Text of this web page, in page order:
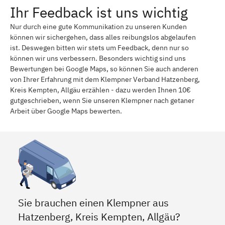
Ihr Feedback ist uns wichtig
Nur durch eine gute Kommunikation zu unseren Kunden
können wir sichergehen, dass alles reibungslos abgelaufen
ist. Deswegen bitten wir stets um Feedback, denn nur so
können wir uns verbessern. Besonders wichtig sind uns
Bewertungen bei Google Maps, so können Sie auch anderen
von Ihrer Erfahrung mit dem Klempner Verband Hatzenberg,
Kreis Kempten, Allgäu erzählen - dazu werden Ihnen 10€
gutgeschrieben, wenn Sie unseren Klempner nach getaner
Arbeit über Google Maps bewerten.
Sie brauchen einen Klempner aus
Hatzenberg, Kreis Kempten, Allgäu?